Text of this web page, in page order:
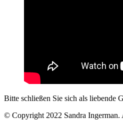
Bitte schließen Sie sich als liebende
© Copyright 2022 Sandra Ingerman.